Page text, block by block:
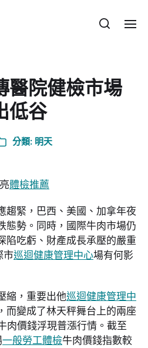
醫院健檢市場
低谷
分類: 明天
體檢推薦
趨緊，巴西、美國、加拿年夜
態勢。同時，國際牛肉市場仍
陷吃虧、財產成長承壓的嚴重
市巡迴健康管理中心場有何影
縮，重要出他巡迴健康管理中
而變成了林天秤舞台上的兩座
肉價錢浮現普漲行情。截至
一般勞工體檢牛肉價錢指數較